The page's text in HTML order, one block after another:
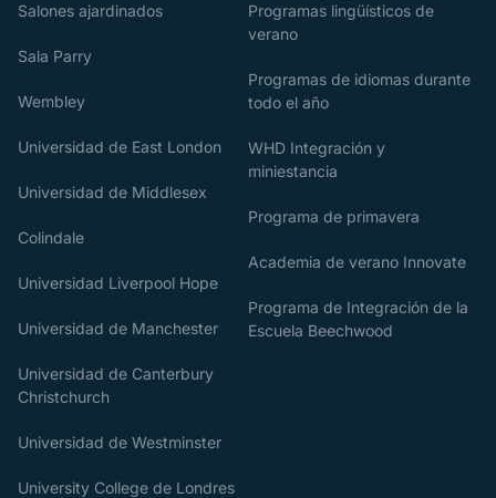
Salones ajardinados
Sala Parry
Wembley
Universidad de East London
Universidad de Middlesex
Colindale
Universidad Liverpool Hope
Universidad de Manchester
Universidad de Canterbury
Christchurch
Universidad de Westminster
University College de Londres
Programas lingüísticos de
verano
Programas de idiomas durante
todo el año
WHD Integración y
miniestancia
Programa de primavera
Academia de verano Innovate
Programa de Integración de la
Escuela Beechwood